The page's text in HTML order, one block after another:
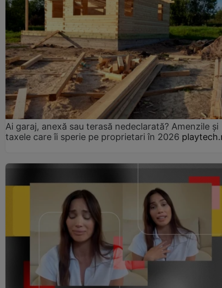
Ai garaj, anexă sau terasă nedeclarată? Amenzile și
taxele care îi sperie pe proprietari în 2026